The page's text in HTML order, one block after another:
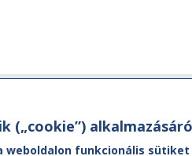
segítségével értesülhet
(„cookie”)
weboldalon funkcionális